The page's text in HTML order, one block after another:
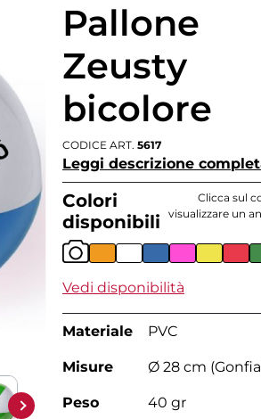
Pallone
Zeusty
bicolore
CODICE ART. 5617
Leggi descrizione
Colori
disponibili
Clicca sul
visualizzare un
Vedi disponibilità
Materiale PVC
Misure Ø 28 cm
Peso 40 gr